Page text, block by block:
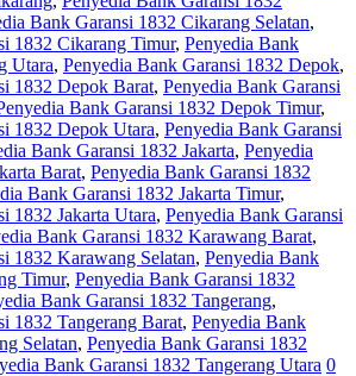
Bank Garansi 1832 Cikarang Selatan,
1832 Cikarang Timur, Penyedia Bank
Utara, Penyedia Bank Garansi 1832 Depok,
1832 Depok Barat, Penyedia Bank Garansi
Bank Garansi 1832 Depok Timur,
1832 Depok Utara, Penyedia Bank Garansi
Bank Garansi 1832 Jakarta, Penyedia
Barat, Penyedia Bank Garansi 1832
Bank Garansi 1832 Jakarta Timur,
1832 Jakarta Utara, Penyedia Bank Garansi
Bank Garansi 1832 Karawang Barat,
1832 Karawang Selatan, Penyedia Bank
Timur, Penyedia Bank Garansi 1832
Bank Garansi 1832 Tangerang,
1832 Tangerang Barat, Penyedia Bank
Selatan, Penyedia Bank Garansi 1832
Bank Garansi 1832 Tangerang Utara 0